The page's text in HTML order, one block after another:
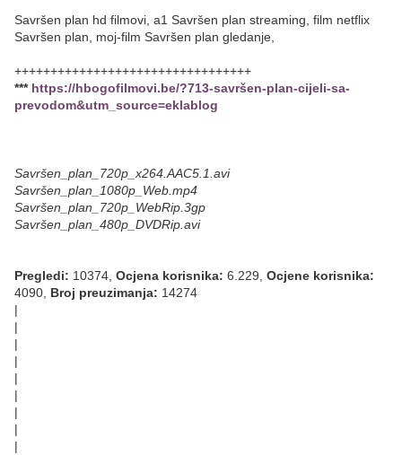
Savršen plan hd filmovi, a1 Savršen plan streaming, film netflix
Savršen plan, moj-film Savršen plan gledanje,
+++++++++++++++++++++++++++++++++
*** https://hbogofilmovi.be/?713-savršen-plan-cijeli-sa-
prevodom&utm_source=eklablog
Savršen_plan_720p_x264.AAC5.1.avi
Savršen_plan_1080p_Web.mp4
Savršen_plan_720p_WebRip.3gp
Savršen_plan_480p_DVDRip.avi
Pregledi: 10374, Ocjena korisnika: 6.229, Ocjene korisnika:
4090, Broj preuzimanja: 14274
|
|
|
|
|
|
|
|
|